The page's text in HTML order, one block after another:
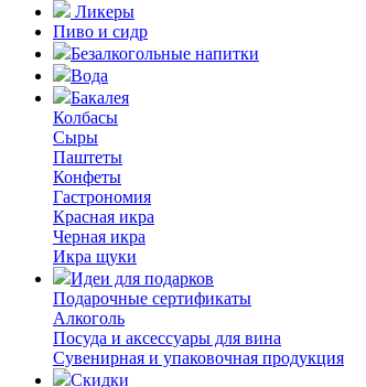
Ликеры
Пиво и сидр
Безалкогольные напитки
Вода
Бакалея
Колбасы
Сыры
Паштеты
Конфеты
Гастрономия
Красная икра
Черная икра
Икра щуки
Идеи для подарков
Подарочные сертификаты
Алкоголь
Посуда и аксессуары для вина
Сувенирная и упаковочная продукция
Скидки